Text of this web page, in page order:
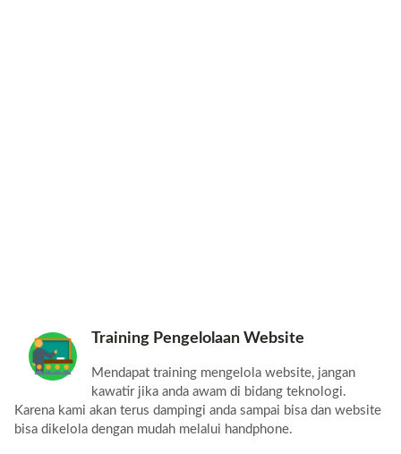
Training Pengelolaan Website
Mendapat training mengelola website, jangan
kawatir jika anda awam di bidang teknologi.
Karena kami akan terus dampingi anda sampai bisa dan website
bisa dikelola dengan mudah melalui handphone.